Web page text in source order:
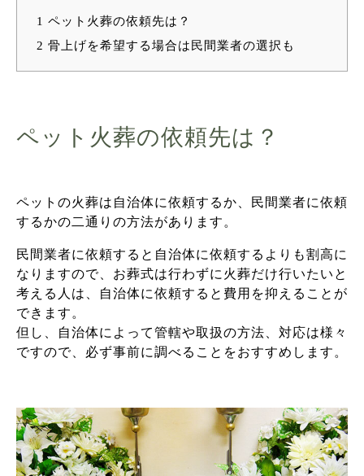
1 ペット火葬の依頼先は？
2 骨上げを希望する場合は民間業者の選択も
ペット火葬の依頼先は？
ペットの火葬は自治体に依頼するか、民間業者に依頼
するかの二通りの方法があります。
民間業者に依頼すると自治体に依頼するよりも割高に
なりますので、お葬式は行わずに火葬だけ行いたいと
考える人は、自治体に依頼すると費用を抑えることが
できます。
但し、自治体によって管轄や取扱の方法、対応は様々
ですので、必ず事前に調べることをおすすめします。